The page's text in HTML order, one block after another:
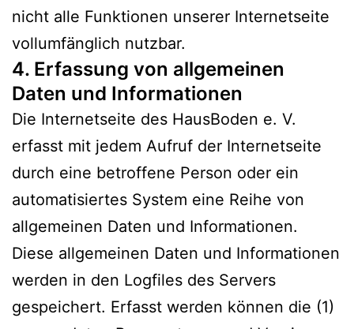
nicht alle Funktionen unserer Internetseite
vollumfänglich nutzbar.
4. Erfassung von allgemeinen
Daten und Informationen
Die Internetseite des HausBoden e. V.
erfasst mit jedem Aufruf der Internetseite
durch eine betroffene Person oder ein
automatisiertes System eine Reihe von
allgemeinen Daten und Informationen.
Diese allgemeinen Daten und Informationen
werden in den Logfiles des Servers
gespeichert. Erfasst werden können die (1)